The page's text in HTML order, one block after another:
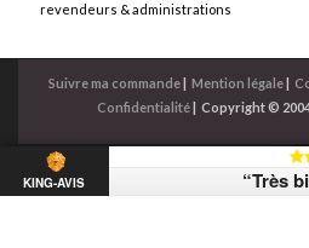
revendeurs & administrations
Suivre ma commande| Mention légale|
Confidentialité| Copyright ©
KING-AVIS “Très